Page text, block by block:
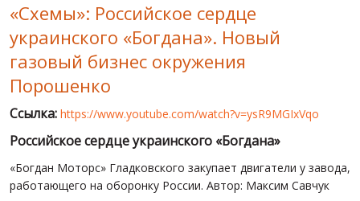
WINTER ON FIRE: UKRAINE'S FIGHT FOR FREEDOM
ХРОНОЛОГИЯ ЄВРОМАЙДАНА
УСЛУГИ
«Схемы»: Российское сердце
украинского «Богдана». Новый
газовый бизнес окружения
Порошенко
Ссылка: https://www.youtube.com/watch?v=ysR9MGIxVqo
Российское сердце украинского «Богдана»
«Богдан Моторс» Гладковского закупает двигатели у завода,
работающего на оборонку России. Автор: Максим Савчук